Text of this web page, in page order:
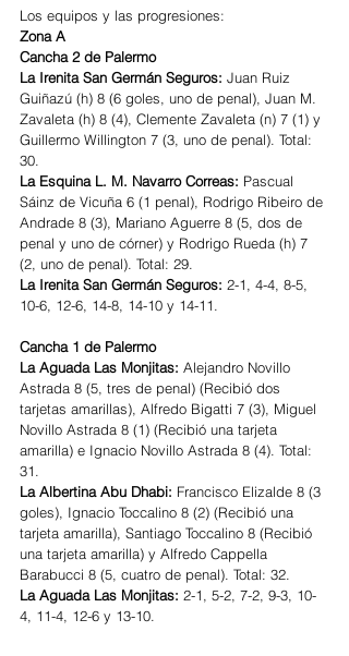
Los equipos y las progresiones:
Zona A
Cancha 2 de Palermo
La Irenita San Germán Seguros: Juan Ruiz
Guiñazú (h) 8 (6 goles, uno de penal), Juan M.
Zavaleta (h) 8 (4), Clemente Zavaleta (n) 7 (1) y
Guillermo Willington 7 (3, uno de penal). Total:
30.
La Esquina L. M. Navarro Correas: Pascual
Sáinz de Vicuña 6 (1 penal), Rodrigo Ribeiro de
Andrade 8 (3), Mariano Aguerre 8 (5, dos de
penal y uno de córner) y Rodrigo Rueda (h) 7
(2, uno de penal). Total: 29.
La Irenita San Germán Seguros: 2-1, 4-4, 8-5,
10-6, 12-6, 14-8, 14-10 y 14-11.
Cancha 1 de Palermo
La Aguada Las Monjitas: Alejandro Novillo
Astrada 8 (5, tres de penal) (Recibió dos
tarjetas amarillas), Alfredo Bigatti 7 (3), Miguel
Novillo Astrada 8 (1) (Recibió una tarjeta
amarilla) e Ignacio Novillo Astrada 8 (4). Total:
31.
La Albertina Abu Dhabi: Francisco Elizalde 8 (3
goles), Ignacio Toccalino 8 (2) (Recibió una
tarjeta amarilla), Santiago Toccalino 8 (Recibió
una tarjeta amarilla) y Alfredo Cappella
Barabucci 8 (5, cuatro de penal). Total: 32.
La Aguada Las Monjitas: 2-1, 5-2, 7-2, 9-3, 10-
4, 11-4, 12-6 y 13-10.